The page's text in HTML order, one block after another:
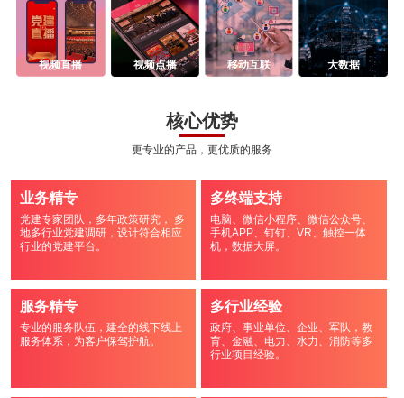
视频直播 视频点播 移动互联 大数据
核心优势
更专业的产品，更优质的服务
业务精专
党建专家团队，多年政策研究， 多
地多行业党建调研，设计符合相应
行业的党建平台。
多终端支持
电脑、微信小程序、微信公众号、
手机APP、钉钉、VR、触控一体
机，数据大屏。
服务精专
专业的服务队伍，建全的线下线上
服务体系，为客户保驾护航。
多行业经验
政府、事业单位、企业、军队，教
育、金融、电力、水力、消防等多
行业项目经验。